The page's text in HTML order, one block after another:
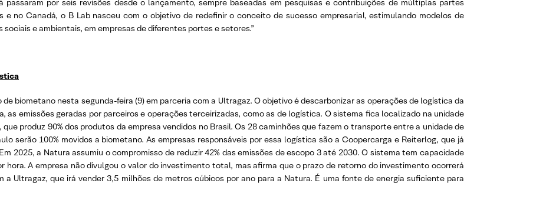
por seis revisões desde o lançamento, sempre baseadas em pesquisas e contribuições de múltiplas partes
e no Canadá, o B Lab nasceu com o objetivo de redefinir o conceito de sucesso empresarial, estimulando modelos de
e ambientais, em empresas de diferentes portes e setores.”
biometano nesta segunda-feira (9) em parceria com a Ultragaz. O objetivo é descarbonizar as operações de logística da
as emissões geradas por parceiros e operações terceirizadas, como as de logística. O sistema fica localizado na unidade
produz 90% dos produtos da empresa vendidos no Brasil. Os 28 caminhões que fazem o transporte entre a unidade de
serão 100% movidos a biometano. As empresas responsáveis por essa logística são a Coopercarga e Reiterlog, que já
2025, a Natura assumiu o compromisso de reduzir 42% das emissões de escopo 3 até 2030. O sistema tem capacidade
A empresa não divulgou o valor do investimento total, mas afirma que o prazo de retorno do investimento ocorrerá
a Ultragaz, que irá vender 3,5 milhões de metros cúbicos por ano para a Natura. É uma fonte de energia suficiente para